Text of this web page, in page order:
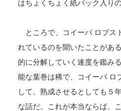
はちょくちょく紙パック入り
ところで、コイーバ ロブス
れているのを聞いたことがあ
的に分解していく速度を鑑み
能な葉巻は稀で、コイーバ ロ
して、熟成させるとしても
な話だ。これが本当ならば、